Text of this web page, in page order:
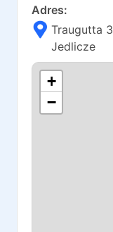
Adres:
Traugutta 3
Jedlicze
+
−